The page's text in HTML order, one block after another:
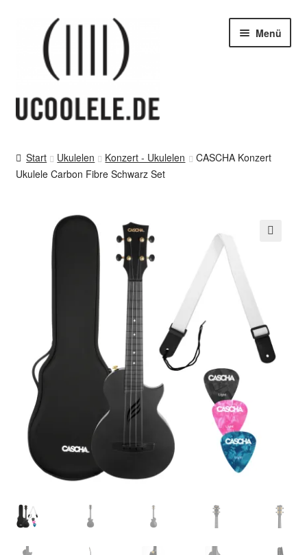
Navigation
springen
springen
Menü
Tipps
öffnen
vor Ort – in Leipzig
Kontakt / Impressum / AGB & co
Start Ukulelen Konzert - Ukulelen
CASCHA Konzert
Ukulele Carbon Fibre Schwarz Set